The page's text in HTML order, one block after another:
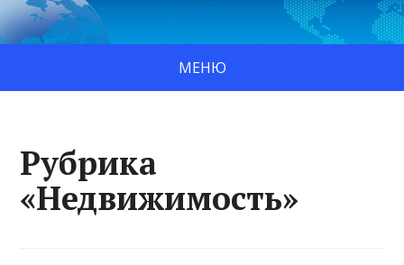
МЕНЮ
Рубрика
«Недвижимость»